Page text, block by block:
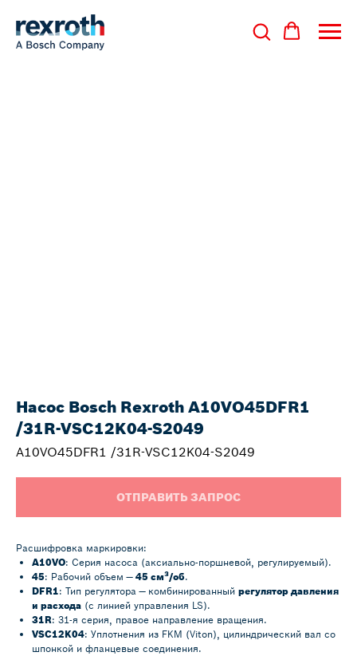
Насос Bosch Rexroth A10VO45DFR1
/31R-VSC12K04-S2049
A10VO45DFR1 /31R-VSC12K04-S2049
ОТПРАВИТЬ ЗАПРОС
Расшифровка маркировки:
A10VO: Серия насоса (аксиально-поршневой, регулируемый).
45: Рабочий объем — 45 см³/об.
DFR1: Тип регулятора — комбинированный регулятор давления
и расхода (с линией управления LS).
31R: 31-я серия, правое направление вращения.
VSC12K04: Уплотнения из FKM (Viton), цилиндрический вал со
шпонкой и фланцевые соединения.